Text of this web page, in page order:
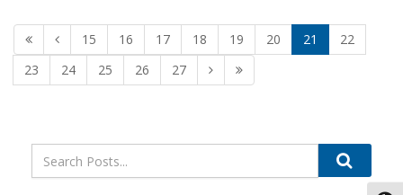
15 16 17 18 19 20 21
22
23
24 25 26 27